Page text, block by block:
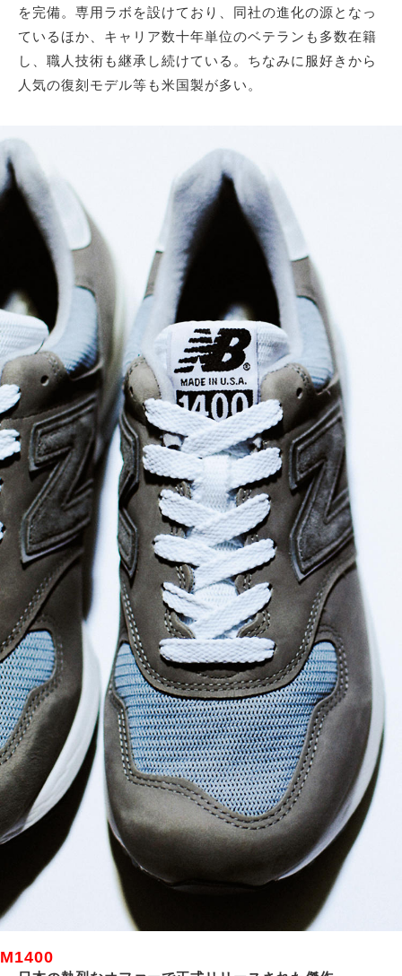
を完備。専用ラボを設けており、同社の進化の源となっ
ているほか、キャリア数十年単位のベテランも多数在籍
し、職人技術も継承し続けている。ちなみに服好きから
人気の復刻モデル等も米国製が多い。
M1400